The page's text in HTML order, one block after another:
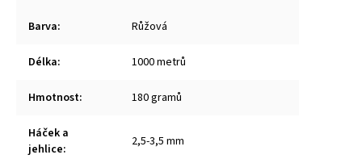
Barva: Růžová
Délka: 1000 metrů
Hmotnost: 180 gramů
Háček a
jehlice: 2,5-3,5 mm